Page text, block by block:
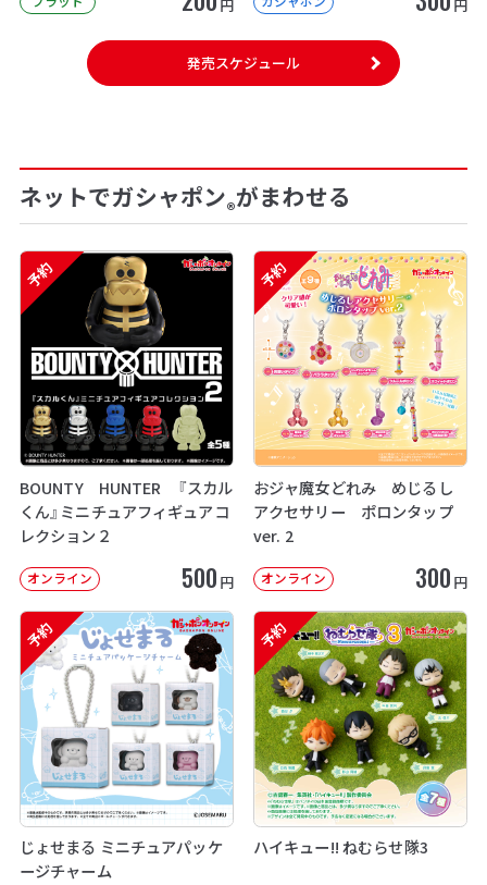
円 円
発売スケジュール
ネットでガシャポン®がまわせる
予約
BOUNTY HUNTER 『スカル
くん』ミニチュアフィギュアコ
レクション２
オンライン 500 円
予約
おジャ魔女どれみ めじるし
アクセサリー ポロンタップ
ver. 2
オンライン 300 円
予約
じょせまる ミニチュアパッケ
ージチャーム
予約
ハイキュー!! ねむらせ隊3